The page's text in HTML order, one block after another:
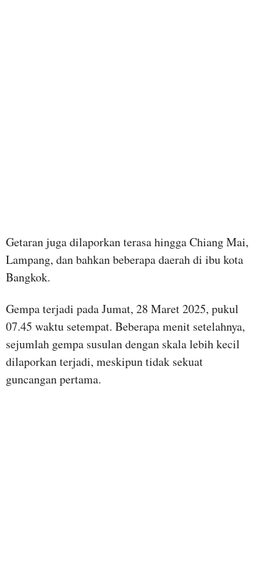
Getaran juga dilaporkan terasa hingga Chiang Mai,
Lampang, dan bahkan beberapa daerah di ibu kota
Bangkok.
Gempa terjadi pada Jumat, 28 Maret 2025, pukul
07.45 waktu setempat. Beberapa menit setelahnya,
sejumlah gempa susulan dengan skala lebih kecil
dilaporkan terjadi, meskipun tidak sekuat
guncangan pertama.